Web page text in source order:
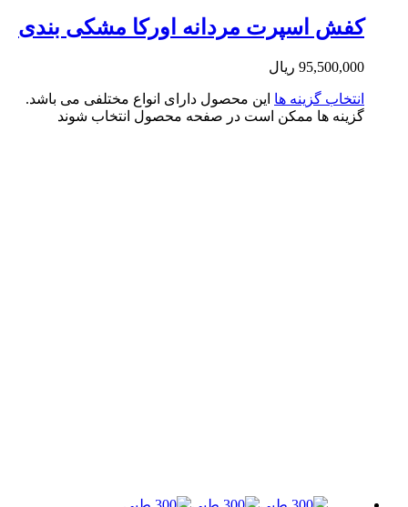
اسپرت مردانه اورکا مشکی بندی
ریال
گزینه ها این محصول دارای انواع مختلفی می باشد.
ها ممکن است در صفحه محصول انتخاب شوند